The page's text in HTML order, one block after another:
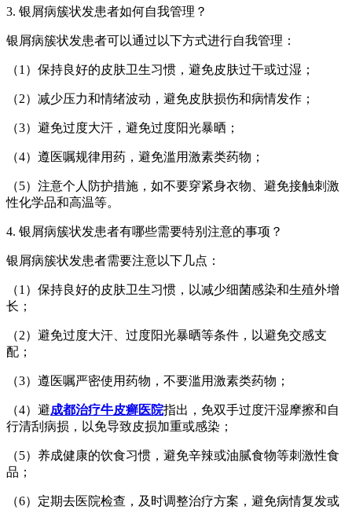
3. 银屑病簇状发患者如何自我管理？
银屑病簇状发患者可以通过以下方式进行自我管理：
（1）保持良好的皮肤卫生习惯，避免皮肤过干或过湿；
（2）减少压力和情绪波动，避免皮肤损伤和病情发作；
（3）避免过度大汗，避免过度阳光暴晒；
（4）遵医嘱规律用药，避免滥用激素类药物；
（5）注意个人防护措施，如不要穿紧身衣物、避免接触刺激
性化学品和高温等。
4. 银屑病簇状发患者有哪些需要特别注意的事项？
银屑病簇状发患者需要注意以下几点：
（1）保持良好的皮肤卫生习惯，以减少细菌感染和生殖外增
长；
（2）避免过度大汗、过度阳光暴晒等条件，以避免交感支
配；
（3）遵医嘱严密使用药物，不要滥用激素类药物；
（4）避成都治疗牛皮癣医院指出，免双手过度汗湿摩擦和自
行清刮病损，以免导致皮损加重或感染；
（5）养成健康的饮食习惯，避免辛辣或油腻食物等刺激性食
品；
（6）定期去医院检查，及时调整治疗方案，避免病情复发或